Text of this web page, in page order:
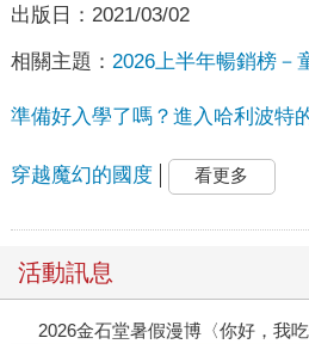
出版日： 2021/03/02
相關主題： 2026上半年暢銷榜－
準備好入學了嗎？進入哈利波特
穿越魔幻的國度 看更多
活動訊息
2026金石堂暑假漫博〈你好，我吃